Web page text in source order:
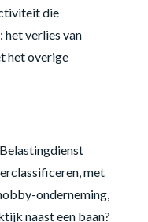
die
verlies van
het overige
met
onderneming,
naast een baan?